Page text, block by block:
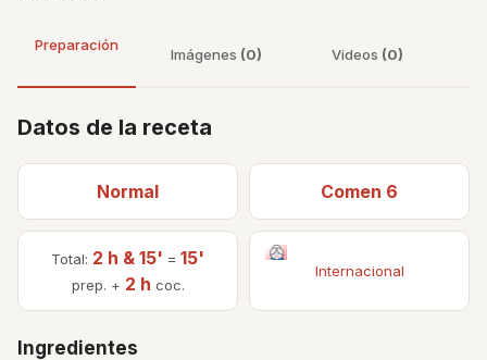
Preparación
Imágenes (0) Videos (0)
Datos de la receta
Normal Comen 6
Total: 2 h & 15' = 15'
prep. + 2 h coc.
Internacional
Ingredientes